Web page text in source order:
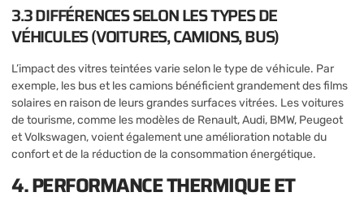
3.3 DIFFÉRENCES SELON LES TYPES DE
VÉHICULES (VOITURES, CAMIONS, BUS)
L’impact des vitres teintées varie selon le type de véhicule. Par
exemple, les bus et les camions bénéficient grandement des films
solaires en raison de leurs grandes surfaces vitrées. Les voitures
de tourisme, comme les modèles de Renault, Audi, BMW, Peugeot
et Volkswagen, voient également une amélioration notable du
confort et de la réduction de la consommation énergétique.
4. PERFORMANCE THERMIQUE ET